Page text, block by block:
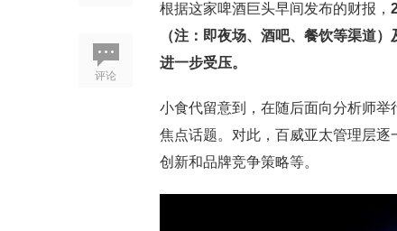
评论
根据这家啤酒巨头早间发布的财报，
（注：即夜场、酒吧、餐饮等渠道
进一步受压。
小食代留意到，在随后面向分析师
焦点话题。对此，百威亚太管理层
创新和品牌竞争策略等。